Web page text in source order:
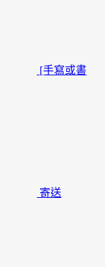
[手寫或書
寄送